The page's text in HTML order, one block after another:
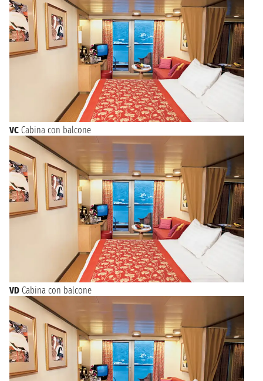
VC Cabina con balcone
VD Cabina con balcone